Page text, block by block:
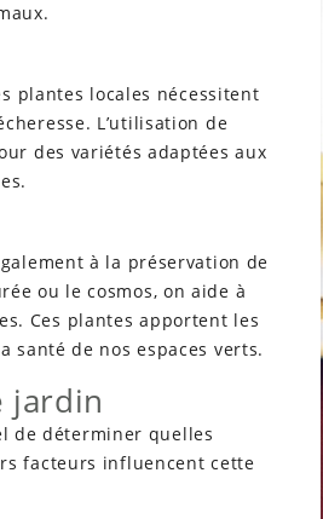
plantes locales nécessitent
L’utilisation de
des variétés adaptées aux
à la préservation de
ou le cosmos, on aide à
Ces plantes apportent les
santé de nos espaces verts.
jardin
de déterminer quelles
facteurs influencent cette